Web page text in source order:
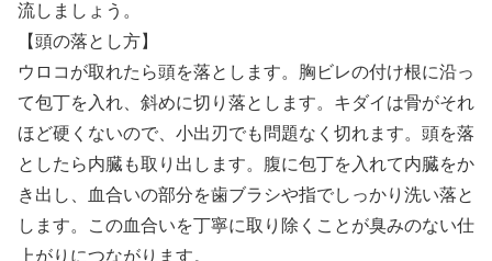
流しましょう。
【頭の落とし方】
ウロコが取れたら頭を落とします。胸ビレの付け根に沿っ
て包丁を入れ、斜めに切り落とします。キダイは骨がそれ
ほど硬くないので、小出刃でも問題なく切れます。頭を落
としたら内臓も取り出します。腹に包丁を入れて内臓をか
き出し、血合いの部分を歯ブラシや指でしっかり洗い落と
します。この血合いを丁寧に取り除くことが臭みのない仕
上がりにつながります。